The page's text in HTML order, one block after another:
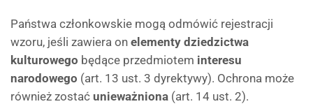
Państwa członkowskie mogą odmówić rejestracji
wzoru, jeśli zawiera on elementy dziedzictwa
kulturowego będące przedmiotem interesu
narodowego (art. 13 ust. 3 dyrektywy). Ochrona może
również zostać unieważniona (art. 14 ust. 2).